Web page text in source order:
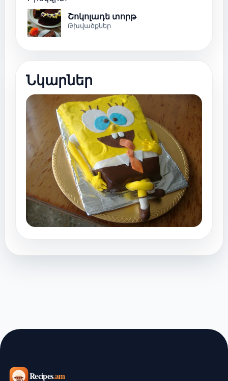
Շոկոլադե տորթ
Թխվածքներ
Նկարներ